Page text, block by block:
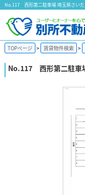
TOPページ 賃貸物件検索
No.117 西形第二駐車